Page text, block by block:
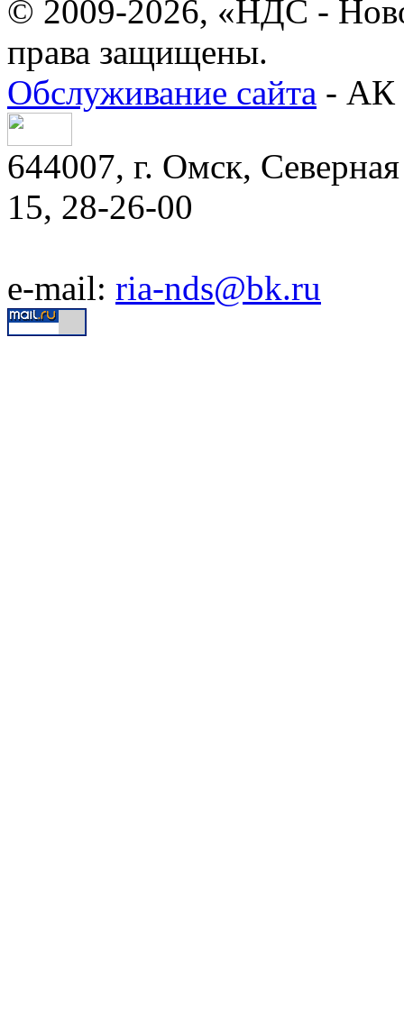
© 2009-2026, «НДС -
права защищены.
Обслуживание сайта - АК
644007, г. Омск,
15, 28-26-00
e-mail: ria-nds@bk.ru